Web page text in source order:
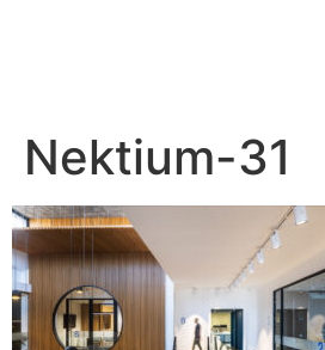
Nektium-31